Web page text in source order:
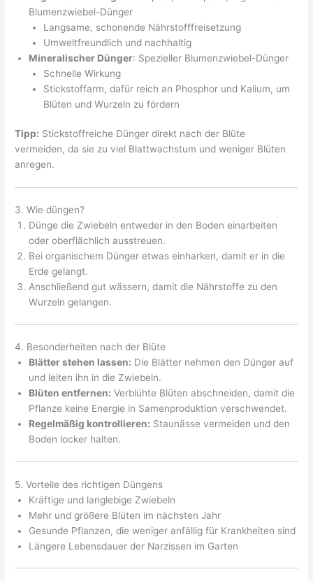
Blumenzwiebel-Dünger
Langsame, schonende Nährstofffreisetzung
Umweltfreundlich und nachhaltig
Mineralischer Dünger: Spezieller Blumenzwiebel-Dünger
Schnelle Wirkung
Stickstoffarm, dafür reich an Phosphor und Kalium, um
Blüten und Wurzeln zu fördern
Tipp: Stickstoffreiche Dünger direkt nach der Blüte
vermeiden, da sie zu viel Blattwachstum und weniger Blüten
anregen.
3. Wie düngen?
Dünge die Zwiebeln entweder in den Boden einarbeiten
oder oberflächlich ausstreuen.
Bei organischem Dünger etwas einharken, damit er in die
Erde gelangt.
Anschließend gut wässern, damit die Nährstoffe zu den
Wurzeln gelangen.
4. Besonderheiten nach der Blüte
Blätter stehen lassen: Die Blätter nehmen den Dünger auf
und leiten ihn in die Zwiebeln.
Blüten entfernen: Verblühte Blüten abschneiden, damit die
Pflanze keine Energie in Samenproduktion verschwendet.
Regelmäßig kontrollieren: Staunässe vermeiden und den
Boden locker halten.
5. Vorteile des richtigen Düngens
Kräftige und langlebige Zwiebeln
Mehr und größere Blüten im nächsten Jahr
Gesunde Pflanzen, die weniger anfällig für Krankheiten sind
Längere Lebensdauer der Narzissen im Garten